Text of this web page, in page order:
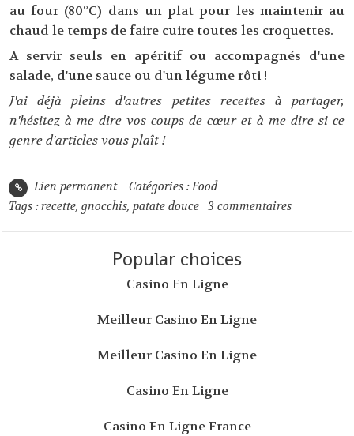
au four (80°C) dans un plat pour les maintenir au
chaud le temps de faire cuire toutes les croquettes.
A servir seuls en apéritif ou accompagnés d'une
salade, d'une sauce ou d'un légume rôti !
J'ai déjà pleins d'autres petites recettes à partager,
n'hésitez à me dire vos coups de cœur et à me dire si ce
genre d'articles vous plaît !
Lien permanent Catégories :Food
Tags :recette,gnocchis,patate douce 3 commentaires
Popular choices
Casino En Ligne
Meilleur Casino En Ligne
Meilleur Casino En Ligne
Casino En Ligne
Casino En Ligne France